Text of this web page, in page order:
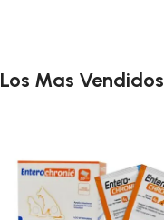
Los Mas Vendidos